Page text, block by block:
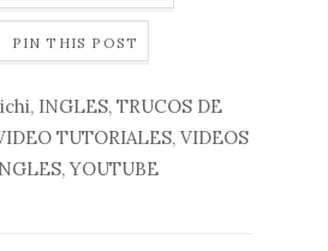
PIN THIS POST
, INGLES, TRUCOS DE
TUTORIALES, VIDEOS
,YOUTUBE